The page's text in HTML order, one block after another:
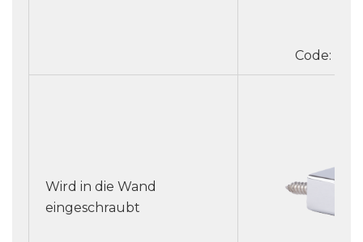
Code:
Wird in die Wand
eingeschraubt